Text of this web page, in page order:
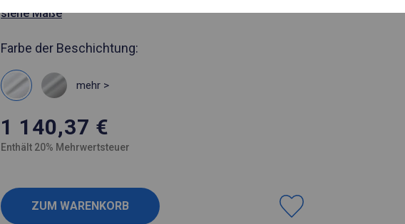
siehe Maße
Farbe der Beschichtung:
mehr >
1 140,37 €
Enthält 20% Mehrwertsteuer